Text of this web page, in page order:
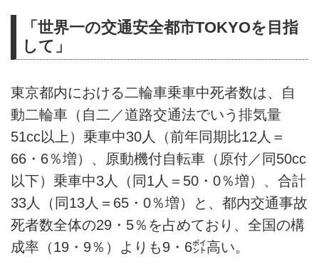
「世界一の交通安全都市TOKYOを目指
して」
東京都内における二輪車乗車中死者数は、自
動二輪車（自二／道路交通法でいう排気量
51cc以上）乗車中30人（前年同期比12人＝
66・6％増）、原動機付自転車（原付／同50cc
以下）乗車中3人（同1人＝50・0％増）、合計
33人（同13人＝65・0％増）と、都内交通事故
死者数全体の29・5％を占めており、全国の構
成率（19・9％）よりも9・6㌽高い。